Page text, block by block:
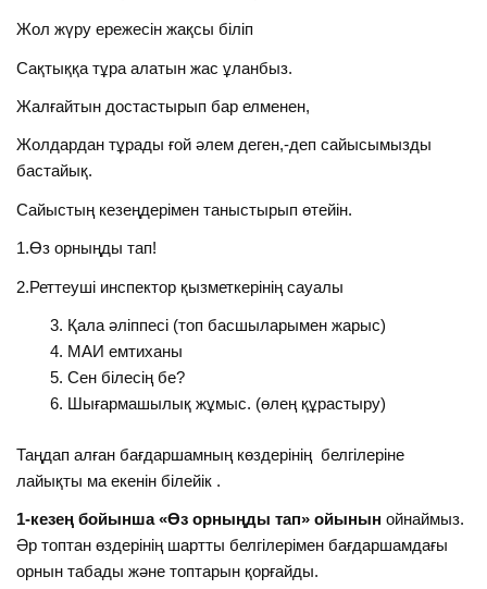
Жол жүру ережесін жақсы біліп
Сақтыққа тұра алатын жас ұланбыз.
Жалғайтын достастырып бар елменен,
Жолдардан тұрады ғой әлем деген,-деп сайысымызды
бастайық.
Сайыстың кезеңдерімен таныстырып өтейін.
1.Өз орныңды тап!
2.Реттеуші инспектор қызметкерінің сауалы
Қала әліппесі (топ басшыларымен жарыс)
МАИ емтиханы
Сен білесің бе?
Шығармашылық жұмыс. (өлең құрастыру)
Таңдап алған бағдаршамның көздерінің белгілеріне
лайықты ма екенін білейік .
1-кезең бойынша «Өз орныңды тап» ойынын ойнаймыз.
Әр топтан өздерінің шартты белгілерімен бағдаршамдағы
орнын табады және топтарын қорғайды.